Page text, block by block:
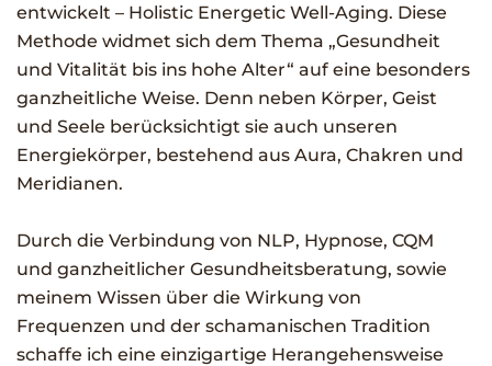
entwickelt – Holistic Energetic Well-Aging. Diese
Methode widmet sich dem Thema „Gesundheit
und Vitalität bis ins hohe Alter“ auf eine besonders
ganzheitliche Weise. Denn neben Körper, Geist
und Seele berücksichtigt sie auch unseren
Energiekörper, bestehend aus Aura, Chakren und
Meridianen.
Durch die Verbindung von NLP, Hypnose, CQM
und ganzheitlicher Gesundheitsberatung, sowie
meinem Wissen über die Wirkung von
Frequenzen und der schamanischen Tradition
schaffe ich eine einzigartige Herangehensweise